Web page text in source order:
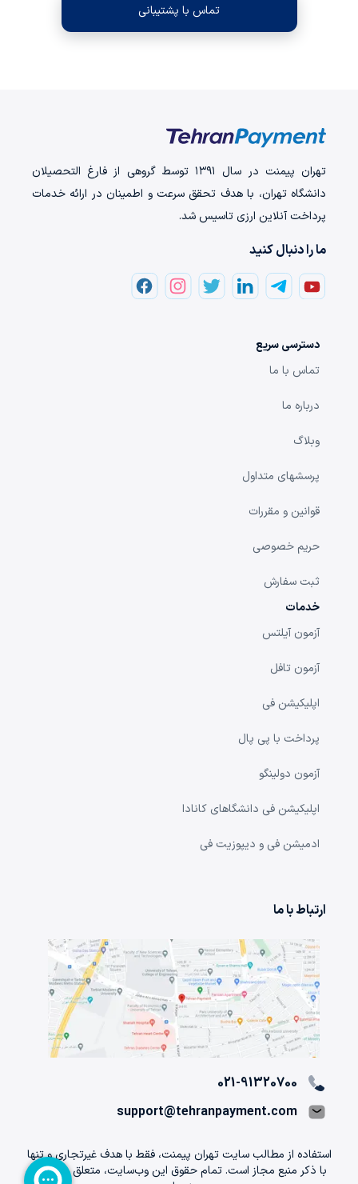
تماس با پشتیبانی
تهران‌ پیمنت در سال ۱۳۹۱ توسط گروهی از فارغ التحصیلان
دانشگاه تهران، با هدف تحقق سرعت و اطمینان در ارائه خدمات
پرداخت‌ آنلاین ارزی تاسیس شد.
ما را دنبال کنید
دسترسی سریع
تماس با ما
درباره ما
وبلاگ
پرسشهای متداول
قوانین و مقررات
حریم خصوصی
ثبت سفارش
خدمات
آزمون آیلتس
آزمون تافل
اپلیکیشن فی
پرداخت با پی پال
آزمون دولینگو
اپلیکیشن فی دانشگا‌های کانادا
ادمیشن فی و دیپوزیت فی
ارتباط با ما
021-91320700
support@tehranpayment.com
استفاده از مطالب سایت تهران پیمنت، فقط با هدف غیرتجاری و تنها
با ذکر منبع مجاز است. تمام حقوق اين وب‌سايت، متعلق به تهران